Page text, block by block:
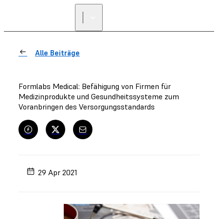
Alle Beiträge
Formlabs Medical: Befähigung von Firmen für
Medizinprodukte und Gesundheitssysteme zum
Voranbringen des Versorgungsstandards
29 Apr 2021